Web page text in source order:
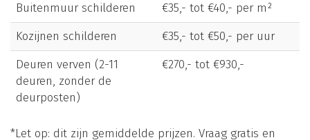
Buitenmuur schilderen
€35,- tot €40,- per m²
Kozijnen schilderen
€35,- tot €50,- per uur
Deuren verven (2-11
deuren, zonder de
deurposten)
€270,- tot €930,-
*Let op: dit zijn gemiddelde prijzen. Vraag gratis en